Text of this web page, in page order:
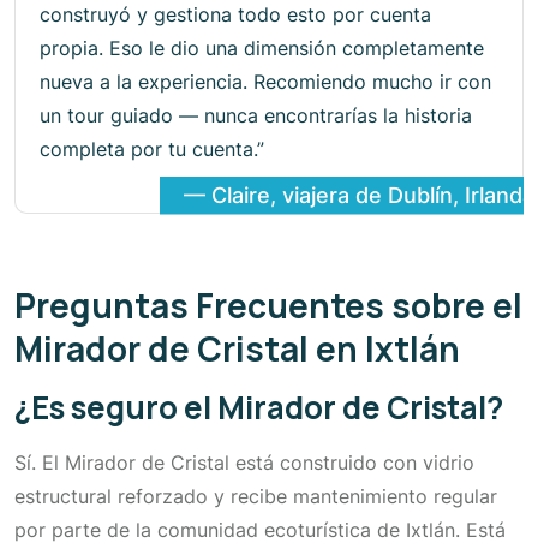
construyó y gestiona todo esto por cuenta
propia. Eso le dio una dimensión completamente
nueva a la experiencia. Recomiendo mucho ir con
un tour guiado — nunca encontrarías la historia
completa por tu cuenta.”
— Claire, viajera de Dublín, Irlanda
Preguntas Frecuentes sobre el
Mirador de Cristal en Ixtlán
¿Es seguro el Mirador de Cristal?
Sí. El Mirador de Cristal está construido con vidrio
estructural reforzado y recibe mantenimiento regular
por parte de la comunidad ecoturística de Ixtlán. Está